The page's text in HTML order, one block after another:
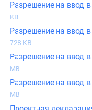
Разрешение на ввод
KB
Разрешение на ввод
728 KB
Разрешение на ввод
MB
Разрешение на ввод
MB